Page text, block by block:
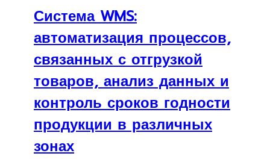
Система WMS:
автоматизация процессов,
связанных с отгрузкой
товаров, анализ данных и
контроль сроков годности
продукции в различных
зонах